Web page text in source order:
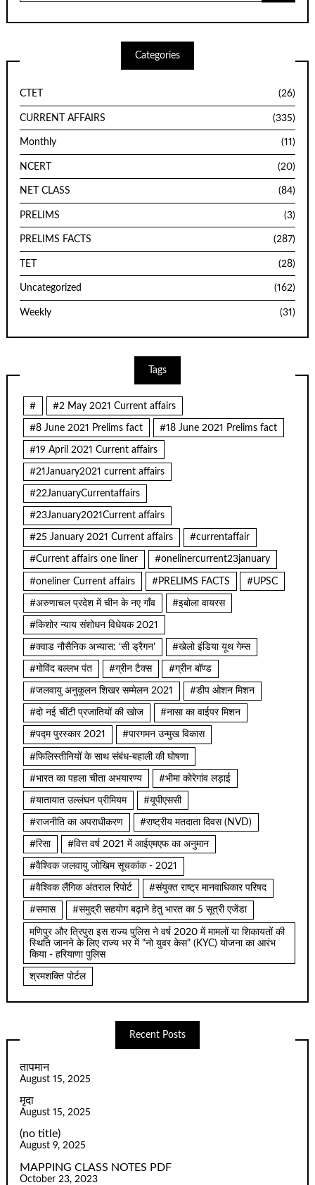
Categories
CTET (26)
CURRENT AFFAIRS (335)
Monthly (11)
NCERT (20)
NET CLASS (84)
PRELIMS (3)
PRELIMS FACTS (287)
TET (28)
Uncategorized (162)
Weekly (31)
Tags
# #2 May 2021 Current affairs
#8 June 2021 Prelims fact #18 June 2021 Prelims fact
#19 April 2021 Current affairs
#21January2021 current affairs
#22JanuaryCurrentaffairs
#23January2021Current affairs
#25 January 2021 Current affairs #currentaffair
#Current affairs one liner #onelinercurrent23january
#oneliner Current affairs #PRELIMS FACTS #UPSC
#अरुणाचल प्रदेश में चीन के नए गाँव #इबोला वायरस
#किशोर न्याय संशोधन विधेयक 2021
#क्वाड नौसैनिक अभ्यास: ‘सी ड्रैगन’ #खेलो इंडिया यूथ गेम्स
#गोविंद बल्लभ पंत #ग्रीन टैक्स #ग्रीन बॉण्ड
#जलवायु अनुकूलन शिखर सम्मेलन 2021 #डीप ओशन मिशन
#दो नई चींटी प्रजातियों की खोज #नासा का वाईपर मिशन
#पद्म पुरस्कार 2021 #पारगमन उन्मुख विकास
#फिलिस्तीनियों के साथ संबंध-बहाली की घोषणा
#भारत का पहला चीता अभयारण्य #भीमा कोरेगांव लड़ाई
#यातायात उल्लंघन प्रीमियम #यूपीएससी
#राजनीति का अपराधीकरण #राष्ट्रीय मतदाता दिवस (NVD)
#रिसा #वित्त वर्ष 2021 में आईएमएफ का अनुमान
#वैश्विक जलवायु जोखिम सूचकांक - 2021
#वैश्विक लैंगिक अंतराल रिपोर्ट #संयुक्त राष्ट्र मानवाधिकार परिषद
#समास #समुद्री सहयोग बढ़ाने हेतु भारत का 5 सूत्री एजेंडा
मणिपुर और त्रिपुरा इस राज्य पुलिस ने वर्ष 2020 में मामलों या शिकायतों की
स्थिति जानने के लिए राज्य भर में "नो युवर केस" (KYC) योजना का आरंभ
किया - हरियाणा पुलिस
श्रमशक्ति पोर्टल
Recent Posts
तापमान
August 15, 2025
मृदा
August 15, 2025
(no title)
August 9, 2025
MAPPING CLASS NOTES PDF
October 23, 2023